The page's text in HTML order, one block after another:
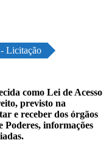
Licitação
como Lei de Acesso
previsto na
e receber dos órgãos
Poderes, informações